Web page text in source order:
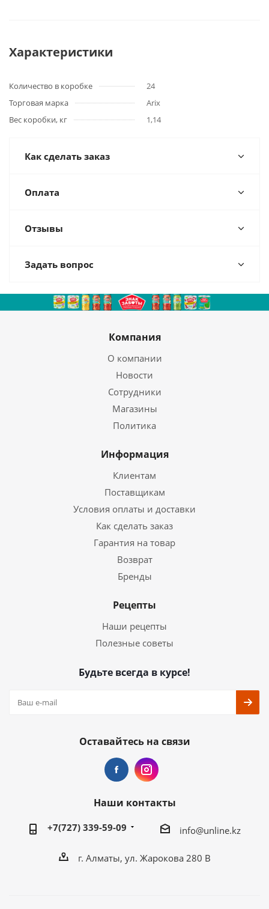
Характеристики
Количество в коробке
24
Торговая марка
Arix
Вес коробки, кг
1,14
Как сделать заказ
Оплата
Отзывы
Задать вопрос
Компания
О компании
Новости
Сотрудники
Магазины
Политика
Информация
Клиентам
Поставщикам
Условия оплаты и доставки
Как сделать заказ
Гарантия на товар
Возврат
Бренды
Рецепты
Наши рецепты
Полезные советы
Будьте всегда в курсе!
Оставайтесь на связи
Наши контакты
+7(727) 339-59-09 info@unline.kz
г. Алматы, ул. Жарокова 280 В